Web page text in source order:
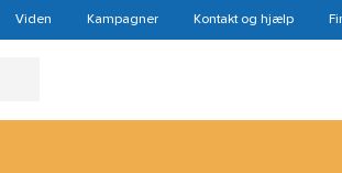
Viden Kampagner Kontakt og hjælp